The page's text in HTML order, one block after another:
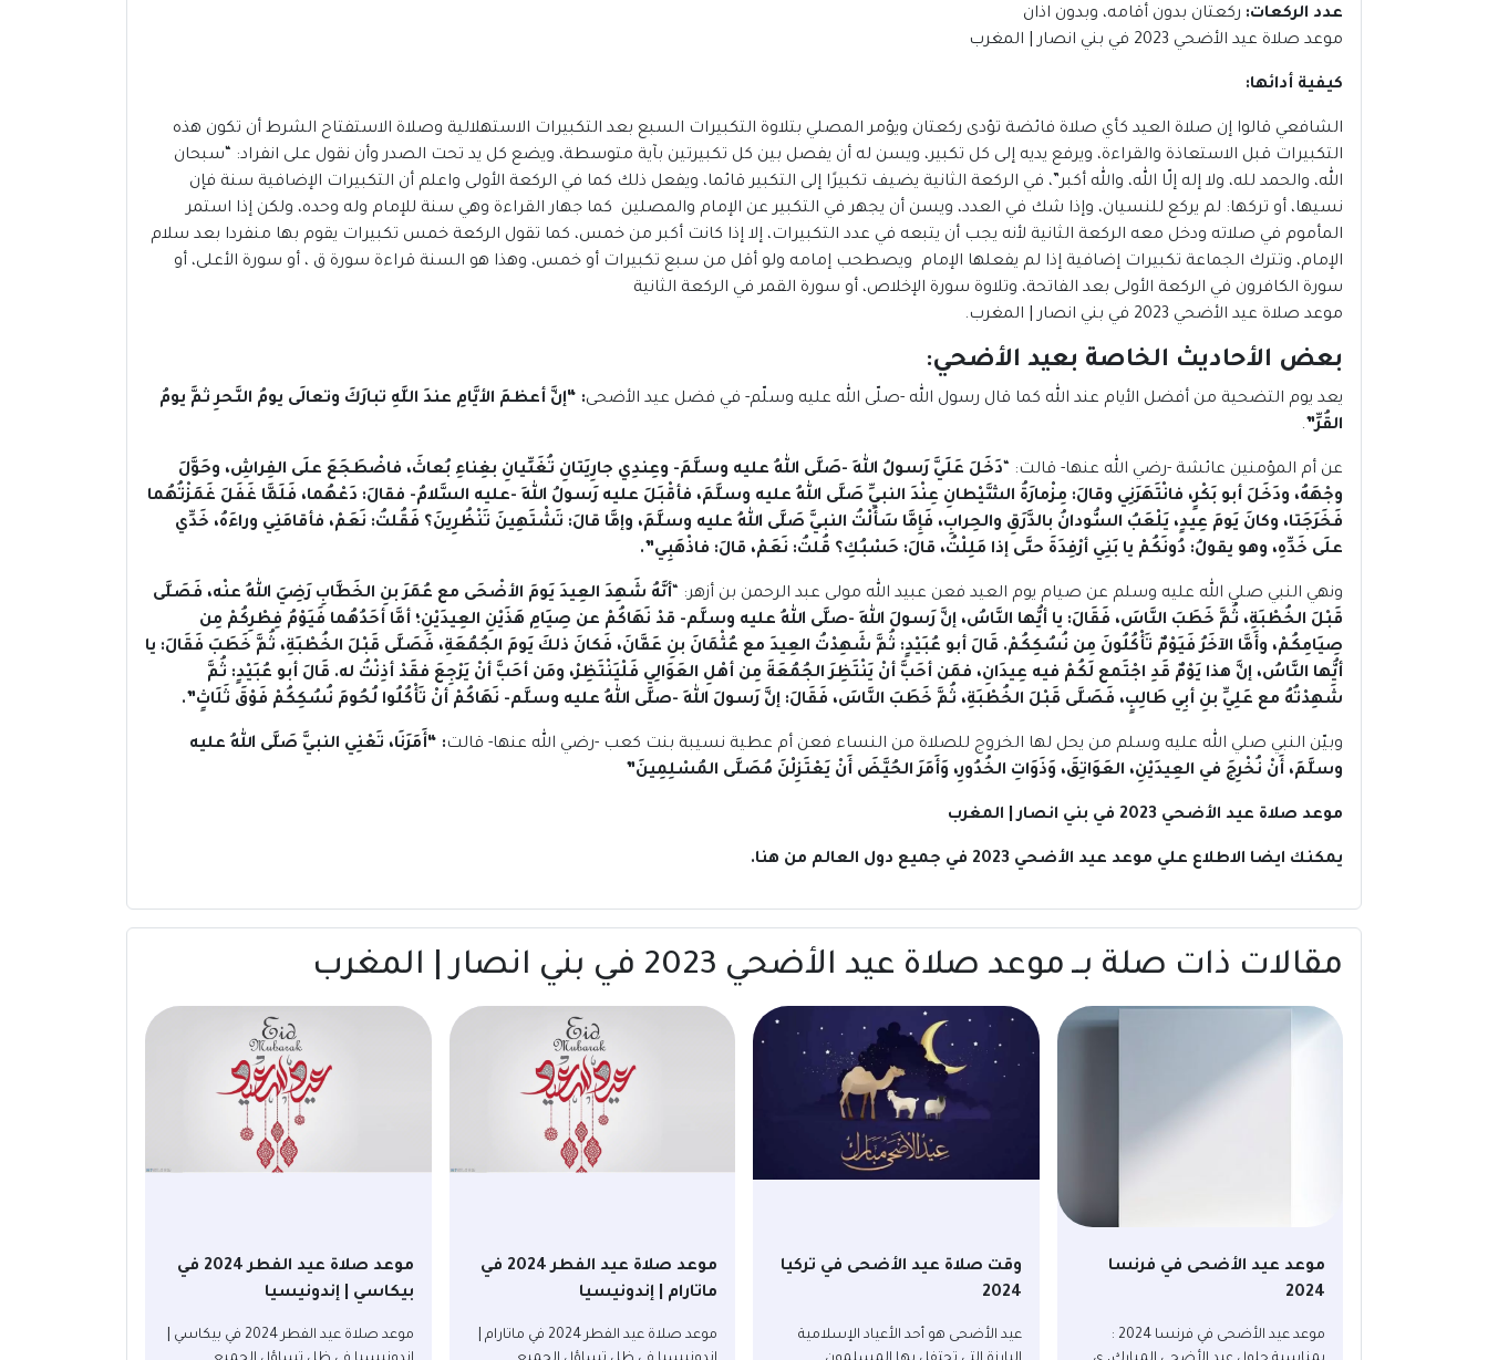
عدد الركعات: ركعتان بدون أقامه، وبدون اذان
موعد صلاة عيد الأضحي 2023 في بني انصار | المغرب
كيفية أدائها:
الشافعي قالوا إن صلاة العيد كأي صلاة فائضة تؤدى ركعتان ويؤمر المصلي بتلاوة التكبيرات السبع بعد التكبيرات الاستهلالية وصلاة الاستفتاح الشرط أن تكون هذه
التكبيرات قبل الاستعاذة والقراءة، ويرفع يديه إلى كل تكبير، ويسن له أن يفصل بين كل تكبيرتين بآية متوسطة، ويضع كل يد تحت الصدر وأن نقول على انفراد: “سبحان
الله، والحمد لله، ولا إله إلّا الله، والله أكبر”، في الركعة الثانية يضيف تكبيرًا إلى التكبير قائما، ويفعل ذلك كما في الركعة الأولى واعلم أن التكبيرات الإضافية سنة فإن
نسيها، أو تركها: لم يركع للنسيان، وإذا شك في العدد، ويسن أن يجهر في التكبير عن الإمام والمصلين كما جهار القراءة وهي سنة للإمام وله وحده، ولكن إذا استمر
المأموم في صلاته ودخل معه الركعة الثانية لأنه يجب أن يتبعه في عدد التكبيرات، إلا إذا كانت أكبر من خمس، كما تقول الركعة خمس تكبيرات يقوم بها منفردا بعد سلام
الإمام، وتترك الجماعة تكبيرات إضافية إذا لم يفعلها الإمام ويصطحب إمامه ولو أقل من سبع تكبيرات أو خمس، وهذا هو السنة قراءة سورة ق ، أو سورة الأعلى، أو
سورة الكافرون في الركعة الأولى بعد الفاتحة، وتلاوة سورة الإخلاص، أو سورة القمر في الركعة الثانية
موعد صلاة عيد الأضحي 2023 في بني انصار | المغرب.
بعض الأحاديث الخاصة بعيد الأضحي:
يعد يوم التضحية من أفضل الأيام عند الله كما قال رسول الله -صلّى الله عليه وسلّم- في فضل عيد الأضحى: “إنَّ أعظمَ الأيَّامِ عندَ اللَّهِ تبارَكَ وتعالَى يومُ النَّحرِ ثمَّ يومُ
القُرِّ” .
عن أم المؤمنين عائشة -رضي الله عنها- قالت: “ دَخَلَ عَلَيَّ رَسولُ اللهِ -صَلَّى اللهُ عليه وسلَّمَ- وعِندِي جارِيَتانِ تُغَنِّيانِ بغِناءِ بُعاثَ، فاضْطَجَعَ علَى الفِراشِ، وحَوَّلَ
وجْهَهُ، ودَخَلَ أبو بَكْرٍ، فانْتَهَرَنِي وقالَ: مِزْمارَةُ الشَّيْطانِ عِنْدَ النبيِّ صَلَّى اللهُ عليه وسلَّمَ، فأقْبَلَ عليه رَسولُ اللهِ -عليه السَّلامُ- فقالَ: دَعْهُما، فَلَمَّا غَفَلَ غَمَزْتُهُما
فَخَرَجَتا، وكانَ يَومَ عِيدٍ، يَلْعَبُ السُّودانُ بالدَّرَقِ والحِرابِ، فَإِمَّا سَأَلْتُ النبيَّ صَلَّى اللهُ عليه وسلَّمَ، وإمَّا قالَ: تَشْتَهِينَ تَنْظُرِينَ؟ فَقُلتُ: نَعَمْ، فأقامَنِي وراءَهُ، خَدِّي
علَى خَدِّهِ، وهو يقولُ: دُونَكُمْ يا بَنِي أرْفِدَةَ حتَّى إذا مَلِلْتُ، قالَ: حَسْبُكِ؟ قُلتُ: نَعَمْ، قالَ: فاذْهَبِي”.
ونهي النبي صلي الله عليه وسلم عن صيام يوم العيد فعن عبيد الله مولى عبد الرحمن بن أزهر: “ أنَّهُ شَهِدَ العِيدَ يَومَ الأضْحَى مع عُمَرَ بنِ الخَطَّابِ رَضِيَ اللهُ عنْه، فَصَلَّى
قَبْلَ الخُطْبَةِ، ثُمَّ خَطَبَ النَّاسَ، فَقَالَ: يا أيُّها النَّاسُ، إنَّ رَسولَ اللهِ -صلَّى اللهُ عليه وسلَّم- قدْ نَهَاكُمْ عن صِيَامِ هَذَيْنِ العِيدَيْنِ؛ أمَّا أحَدُهُما فَيَوْمُ فِطْرِكُمْ مِن
صِيَامِكُمْ، وأَمَّا الآخَرُ فَيَوْمٌ تَأْكُلُونَ مِن نُسُكِكُمْ. قَالَ أبو عُبَيْدٍ: ثُمَّ شَهِدْتُ العِيدَ مع عُثْمَانَ بنِ عَفَّانَ، فَكانَ ذلكَ يَومَ الجُمُعَةِ، فَصَلَّى قَبْلَ الخُطْبَةِ، ثُمَّ خَطَبَ فَقَالَ: يا
أيُّها النَّاسُ، إنَّ هذا يَوْمٌ قَدِ اجْتَمع لَكُمْ فيه عِيدَانِ، فمَن أحَبَّ أنْ يَنْتَظِرَ الجُمُعَةَ مِن أهْلِ العَوَالِي فَلْيَنْتَظِرْ، ومَن أحَبَّ أنْ يَرْجِعَ فقَدْ أذِنْتُ له. قَالَ أبو عُبَيْدٍ: ثُمَّ
شَهِدْتُهُ مع عَلِيِّ بنِ أبِي طَالِبٍ، فَصَلَّى قَبْلَ الخُطْبَةِ، ثُمَّ خَطَبَ النَّاسَ، فَقَالَ: إنَّ رَسولَ اللهِ -صلَّى اللهُ عليه وسلَّم- نَهَاكُمْ أنْ تَأْكُلُوا لُحُومَ نُسُكِكُمْ فَوْقَ ثَلَاثٍ”.
وبيّن النبي صلي الله عليه وسلم من يحل لها الخروج للصلاة من النساء فعن أم عطية نسيبة بنت كعب -رضي الله عنها- قالت: “أَمَرَنَا، تَعْنِي النبيَّ صَلَّى اللهُ عليه
وسلَّمَ، أَنْ نُخْرِجَ في العِيدَيْنِ، العَوَاتِقَ، وَذَوَاتِ الخُدُورِ، وَأَمَرَ الحُيَّضَ أَنْ يَعْتَزِلْنَ مُصَلَّى المُسْلِمِينَ”
موعد صلاة عيد الأضحي 2023 في بني انصار | المغرب
يمكنك ايضا الاطلاع علي موعد عيد الأضحي 2023 في جميع دول العالم من هنا.
مقالات ذات صلة بــ موعد صلاة عيد الأضحي 2023 في بني انصار | المغرب
موعد عيد الأضحى في فرنسا
2024
موعد عيد الأضحى في فرنسا 2024 :
وقت صلاة عيد الأضحى في تركيا
2024
عيد الأضحى هو أحد الأعياد الإسلامية
موعد صلاة عيد الفطر 2024 في
ماتارام | إندونيسيا
موعد صلاة عيد الفطر 2024 في ماتارام |
موعد صلاة عيد الفطر 2024 في
بيكاسي | إندونيسيا
موعد صلاة عيد الفطر 2024 في بيكاسي |